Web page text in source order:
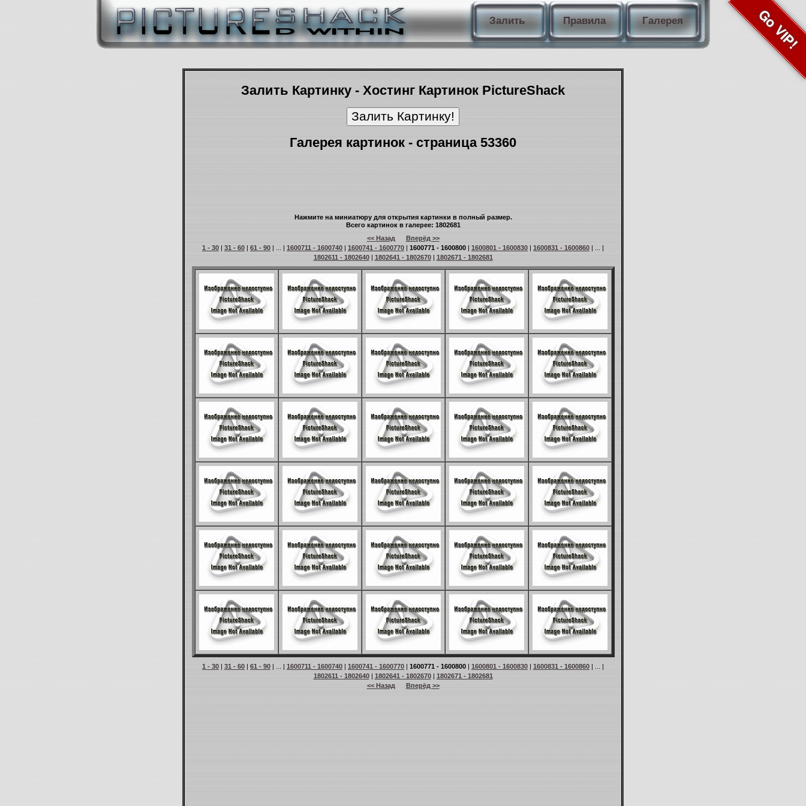
Залить Правила Галерея Go VIP!
Залить Картинку - Хостинг Картинок PictureShack
Галерея картинок - страница 53360
Нажмите на миниатюру для открытия картинки в полный размер.
Всего картинок в галерее: 1802681
<< Назад
Вперёд >>
1 - 30 | 31 - 60 | 61 - 90 | ... | 1600711 - 1600740 | 1600741 - 1600770 | 1600771 - 1600800 | 1600801 - 1600830 | 1600831 - 1600860 | ... |
1802611 - 1802640| 1802641 - 1802670| 1802671 - 1802681
1 - 30 | 31 - 60 | 61 - 90 | ... | 1600711 - 1600740 | 1600741 - 1600770 | 1600771 - 1600800 | 1600801 - 1600830 | 1600831 - 1600860 | ... |
1802611 - 1802640| 1802641 - 1802670| 1802671 - 1802681
<< Назад
Вперёд >>